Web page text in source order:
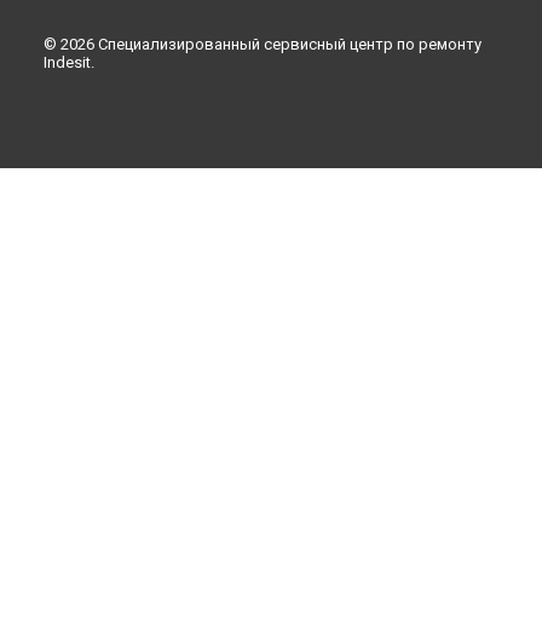
© 2026 Специализированный сервисный центр по ремонту
Indesit.